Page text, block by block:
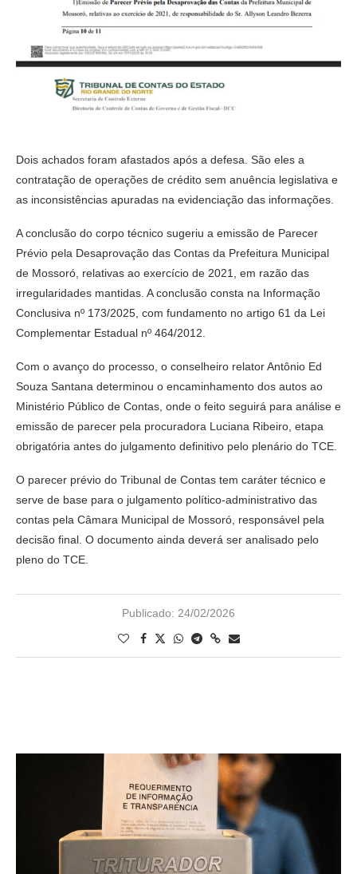
Dois achados foram afastados após a defesa. São eles a
contratação de operações de crédito sem anuência legislativa e
as inconsistências apuradas na evidenciação das informações.
A conclusão do corpo técnico sugeriu a emissão de Parecer
Prévio pela Desaprovação das Contas da Prefeitura Municipal
de Mossoró, relativas ao exercício de 2021, em razão das
irregularidades mantidas. A conclusão consta na Informação
Conclusiva nº 173/2025, com fundamento no artigo 61 da Lei
Complementar Estadual nº 464/2012.
Com o avanço do processo, o conselheiro relator Antônio Ed
Souza Santana determinou o encaminhamento dos autos ao
Ministério Público de Contas, onde o feito seguirá para análise e
emissão de parecer pela procuradora Luciana Ribeiro, etapa
obrigatória antes do julgamento definitivo pelo plenário do TCE.
O parecer prévio do Tribunal de Contas tem caráter técnico e
serve de base para o julgamento político-administrativo das
contas pela Câmara Municipal de Mossoró, responsável pela
decisão final. O documento ainda deverá ser analisado pelo
pleno do TCE.
Publicado: 24/02/2026